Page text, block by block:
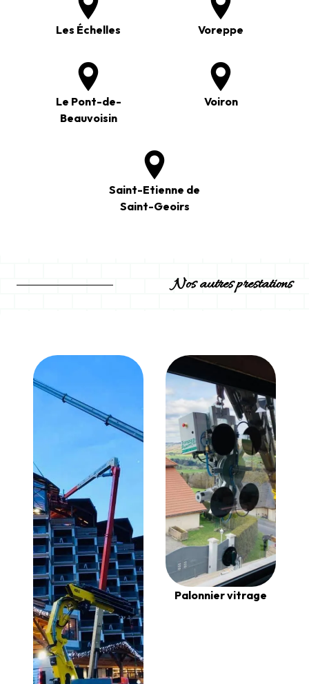
Les Échelles Voreppe
Le Pont-de-
Beauvoisin
Voiron
Saint-Etienne de
Saint-Geoirs
Nos autres prestations
Palonnier vitrage